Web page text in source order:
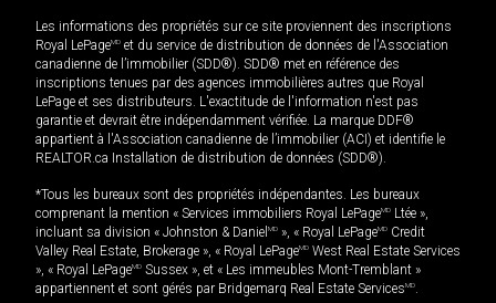
Les informations des propriétés sur ce site proviennent des inscriptions
Royal LePageMD et du service de distribution de données de l'Association
canadienne de l’immobilier (SDD®). SDD® met en référence des
inscriptions tenues par des agences immobilières autres que Royal
LePage et ses distributeurs. L'exactitude de l'information n'est pas
garantie et devrait être indépendamment vérifiée. La marque DDF®
appartient à l'Association canadienne de l’immobilier (ACI) et identifie le
REALTOR.ca Installation de distribution de données (SDD®).
*Tous les bureaux sont des propriétés indépendantes. Les bureaux
comprenant la mention « Services immobiliers Royal LePageMD Ltée »,
incluant sa division « Johnston & Daniel MD », « Royal LePageMD Credit
Valley Real Estate, Brokerage », « Royal LePageMD West Real Estate Services
», « Royal LePageMD Sussex », et « Les immeubles Mont-Tremblant »
appartiennent et sont gérés par Bridgemarq Real Estate ServicesMD.